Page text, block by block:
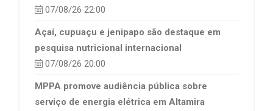
07/08/26 22:00
Açaí, cupuaçu e jenipapo são destaque em
pesquisa nutricional internacional
07/08/26 20:00
MPPA promove audiência pública sobre
serviço de energia elétrica em Altamira